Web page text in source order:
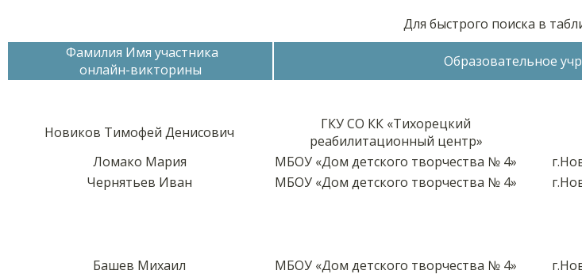
Для быстрого поиска в
Фамилия Имя участника
онлайн-викторины
Образовательное
Новиков Тимофей Денисович
ГКУ СО КК «Тихорецкий
реабилитационный центр»
Ломако Мария
МБОУ «Дом детского творчества № 4»
Чернятьев Иван
МБОУ «Дом детского творчества № 4»
Башев Михаил МБОУ «Дом детского творчества № 4»